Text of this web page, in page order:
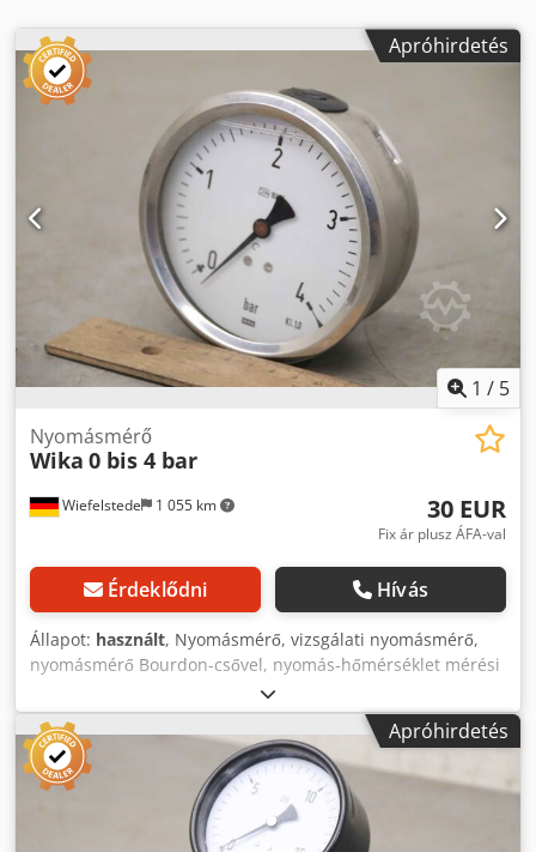
Apróhirdetés
1 / 5
Wiefelstede 1 055 km
Nyomásmérő
Wika 0 bis 4 bar
30 EUR
Fix ár plusz ÁFA-val
Érdeklődni Hívás
Állapot: használt, Nyomásmérő, vizsgálati nyomásmérő,
nyomásmérő Bourdon-csővel, nyomás-hőmérséklet mérési
technológia -Gyártó: Wika, kapszulás rugós manométer,
nem használt OVP -típus: 0 és 4 bar között -szerelvény:
lásd a képeket -Szám: 9x manométer kapható -ár:
darabonként Dksdoirax Ropfx Amrjr -Méret: 110/85/H110
mm -Súly: 0,8 kg/db
Apróhirdetés